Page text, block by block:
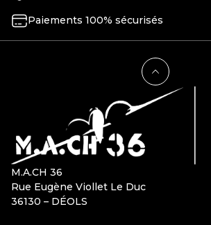
Paiements 100% sécurisés
M.A.CH 36
Rue Eugène Viollet Le Duc
36130 – DÉOLS